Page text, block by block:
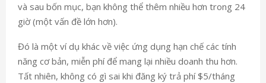
và sau bốn mục, bạn không thể thêm nhiều hơn trong 24
giờ (một vấn đề lớn hơn).
Đó là một ví dụ khác về việc ứng dụng hạn chế các tính
năng cơ bản, miễn phí để mang lại nhiều doanh thu hơn.
Tất nhiên, không có gì sai khi đăng ký trả phí $5/tháng